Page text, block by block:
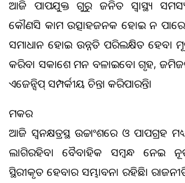
ଆଜି ପାପଯୁକ୍ତ ଗୁରୁ ଜନିତ ସ୍ବାସ୍ଥ୍ୟ
କୌଣସି କାମ ଉତ୍ସାହଜନକ ହୋଇ ନ
ସମାଧାନ ହୋଇ ଉନ୍ନତି ପରିଲକ୍ଷିତ ହେବ।
କରିବା ସକାଶେ ମନ ବଳାଇବେ। ଗୃହ,
ଏଜେନ୍ସିପ୍‌ ସମ୍ପର୍କୀୟ ଚିନ୍ତା କରିପାରନ୍ତି।
ମକର
ଆଜି ସ୍ବନକ୍ଷତ୍ରସ୍ଥ ଉଚ୍ଚାଂଶରେ ଓ ପାପଗ୍ରହ
ଲାଗିରହିବ। ବୈବାହିକ ସମ୍ବନ୍ଧ ନେଇ
ସ୍ଥିରୀକୃତ ହେବାର ସମ୍ଭାବନା ରହିଛି।